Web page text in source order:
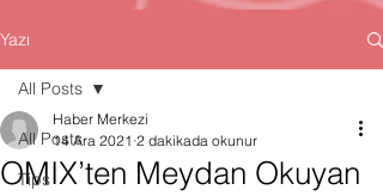
Yazı
All Posts
Tips
All Posts
OMIX’ten Meydan Okuyan
Haber Merkezi
14 Ara 2021 2 dakikada okunur